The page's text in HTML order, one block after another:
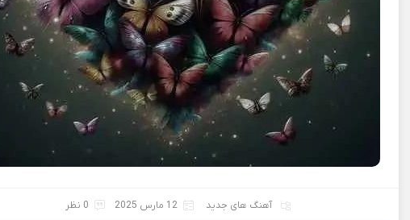
آهنگ های جدید 12 مارس 2025 0 نظر